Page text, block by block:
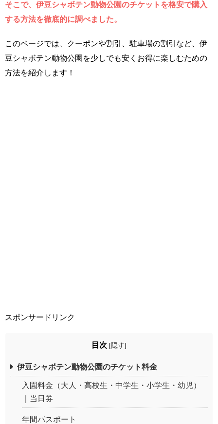
そこで、伊豆シャボテン動物公園のチケットを格安で購入
する方法を徹底的に調べました。
このページでは、クーポンや割引、駐車場の割引など、伊
豆シャボテン動物公園を少しでも安くお得に楽しむための
方法を紹介します！
スポンサードリンク
目次 [隠す]
伊豆シャボテン動物公園のチケット料金
入園料金（大人・高校生・中学生・小学生・幼児）
｜当日券
年間パスポート